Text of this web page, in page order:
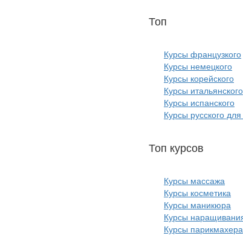
Топ
Курсы французкого
Курсы немецкого
Курсы корейского
Курсы итальянского
Курсы испанского
Курсы русского
Топ курсов
Курсы массажа
Курсы косметика
Курсы маникюра
Курсы
Курсы парикмахера